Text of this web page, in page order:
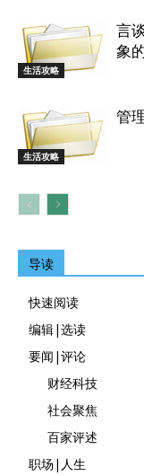
生活攻略
言
象
生活攻略
管
导读
快速阅读
编辑|选读
要闻|评论
财经科技
社会聚焦
百家评述
职场|人生